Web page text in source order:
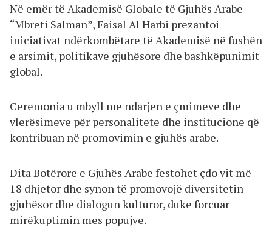
Në emër të Akademisë Globale të Gjuhës Arabe
“Mbreti Salman”, Faisal Al Harbi prezantoi
iniciativat ndërkombëtare të Akademisë në fushën
e arsimit, politikave gjuhësore dhe bashkëpunimit
global.
Ceremonia u mbyll me ndarjen e çmimeve dhe
vlerësimeve për personalitete dhe institucione që
kontribuan në promovimin e gjuhës arabe.
Dita Botërore e Gjuhës Arabe festohet çdo vit më
18 dhjetor dhe synon të promovojë diversitetin
gjuhësor dhe dialogun kulturor, duke forcuar
mirëkuptimin mes popujve.